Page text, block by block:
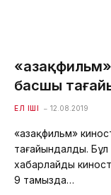
басшы
ЕЛ ІШІ 12.08.2019
«Қазақфильм»
тағайындалды.
хабарлайды
9 тамызда…